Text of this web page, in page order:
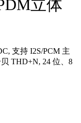
立体
支持 I2S/PCM 主
THD+N, 24 位、8